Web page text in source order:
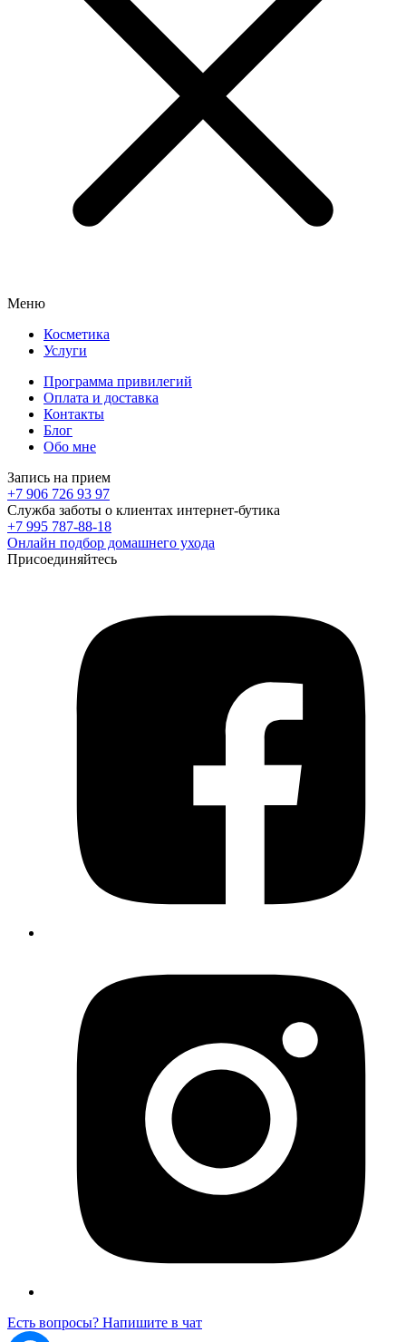
Меню
Косметика
Услуги
Программа привилегий
Оплата и доставка
Контакты
Блог
Обо мне
Запись на прием
+7 906 726 93 97
Служба заботы о клиентах интернет-бутика
+7 995 787-88-18
Онлайн подбор домашнего ухода
Присоединяйтесь
Есть вопросы? Напишите в чат